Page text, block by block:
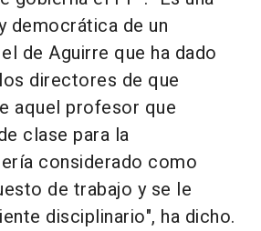
democrática de un
de Aguirre que ha dado
directores de que
aquel profesor que
clase para la
considerado como
de trabajo y se le
disciplinario", ha dicho.